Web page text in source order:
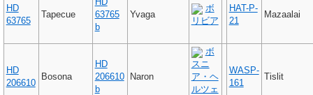
HD
63765
Tapecue
63765
b
Yvaga
ボ
リビア
HAT-P-
21
Mazaalai
HD
206610
Bosona
HD
206610
b
Naron
ボ
スニ
ア・ヘ
ルツェ
WASP-
161
Tislit